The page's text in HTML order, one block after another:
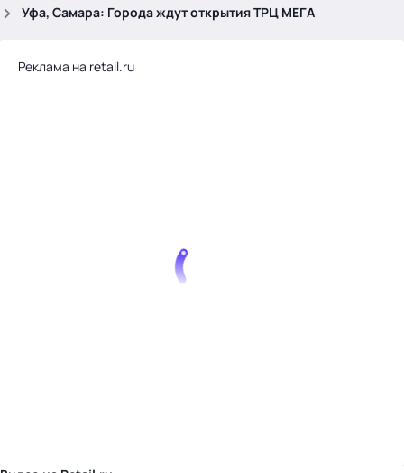
Уфа, Самара: Города ждут открытия ТРЦ МЕГА
Реклама на retail.ru